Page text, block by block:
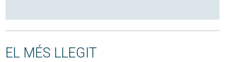
EL MÉS LLEGIT